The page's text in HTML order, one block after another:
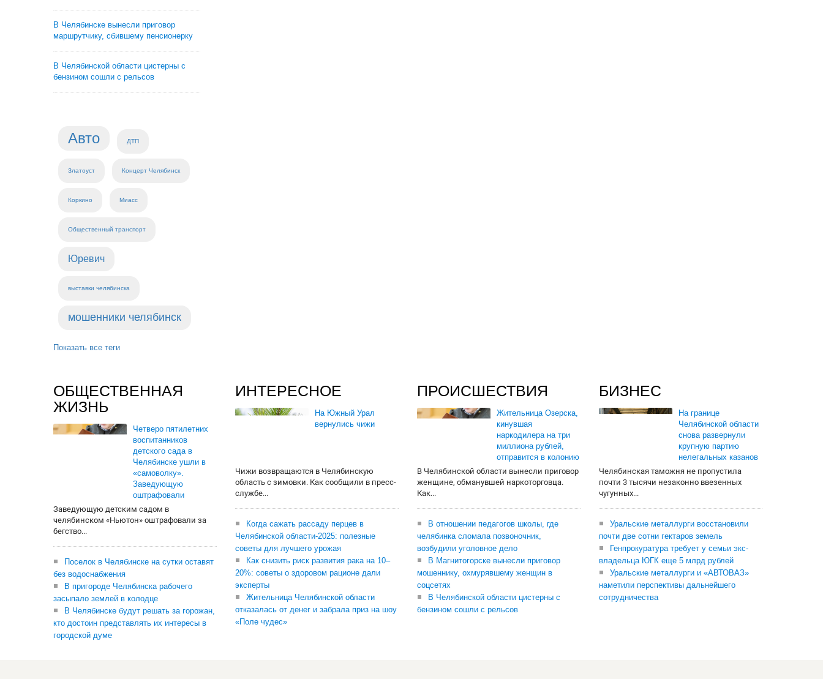
В Челябинске вынесли приговор
маршрутчику, сбившему пенсионерку
В Челябинской области цистерны с
бензином сошли с рельсов
Авто ДТП
Златоуст Концерт Челябинск
Коркино Миасс
Общественный транспорт
Юревич
выставки челябинска
мошенники челябинск
Показать все теги
ОБЩЕСТВЕННАЯ
ЖИЗНЬ
Четверо пятилетних
воспитанников
детского сада в
Челябинске ушли в
«самоволку».
Заведующую
оштрафовали
Заведующую детским садом в
челябинском «Ньютон» оштрафовали за
бегство...
Поселок в Челябинске на сутки оставят
без водоснабжения
В пригороде Челябинска рабочего
засыпало землей в колодце
В Челябинске будут решать за горожан,
кто достоин представлять их интересы в
городской думе
ИНТЕРЕСНОЕ
На Южный Урал
вернулись чижи
Чижи возвращаются в Челябинскую
область с зимовки. Как сообщили в пресс-
службе...
Когда сажать рассаду перцев в
Челябинской области-2025: полезные
советы для лучшего урожая
Как снизить риск развития рака на 10–
20%: советы о здоровом рационе дали
эксперты
Жительница Челябинской области
отказалась от денег и забрала приз на шоу
«Поле чудес»
ПРОИСШЕСТВИЯ
Жительница Озерска,
кинувшая
наркодилера на три
миллиона рублей,
отправится в колонию
В Челябинской области вынесли приговор
женщине, обманувшей наркоторговца.
Как...
В отношении педагогов школы, где
челябинка сломала позвоночник,
возбудили уголовное дело
В Магнитогорске вынесли приговор
мошеннику, охмурявшему женщин в
соцсетях
В Челябинской области цистерны с
бензином сошли с рельсов
БИЗНЕС
На границе
Челябинской области
снова развернули
крупную партию
нелегальных казанов
Челябинская таможня не пропустила
почти 3 тысячи незаконно ввезенных
чугунных...
Уральские металлурги восстановили
почти две сотни гектаров земель
Генпрокуратура требует у семьи экс-
владельца ЮГК еще 5 млрд рублей
Уральские металлурги и «АВТОВАЗ»
наметили перспективы дальнейшего
сотрудничества